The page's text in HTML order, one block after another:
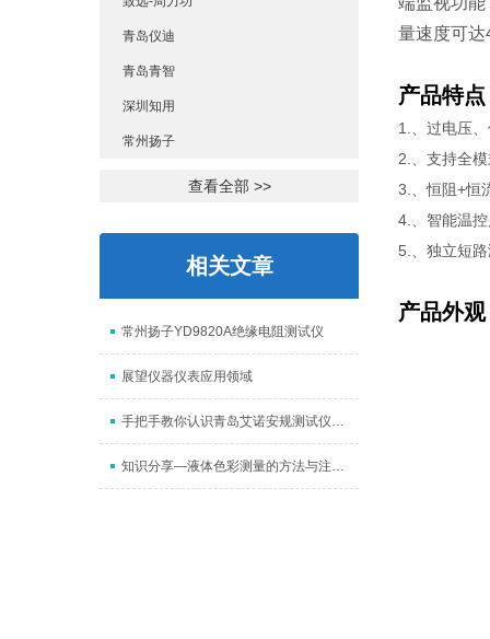
青岛仪迪
青岛青智
深圳知用
常州扬子
查看全部 >>
相关文章
常州扬子YD9820A绝缘电阻测试仪
展望仪器仪表应用领域
手把手教你认识青岛艾诺安规测试仪的使用事项
知识分享—液体色彩测量的方法与注意事项
量速度可
产品特点
1.、过电压
2.、支持全
3.、恒阻+恒
4.、智能温
5.、独立短
产品外观